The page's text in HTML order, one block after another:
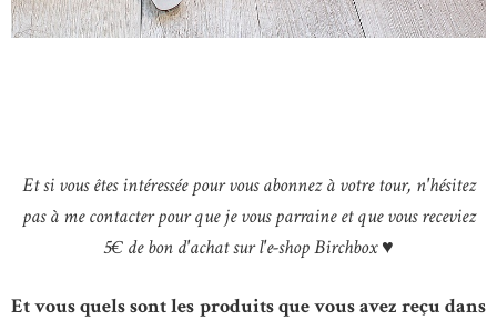
Et si vous êtes intéressée pour vous abonnez à votre tour, n'hésitez
pas à me contacter pour que je vous parraine et que vous receviez
5€ de bon d'achat sur l'e-shop Birchbox ♥
Et vous quels sont les produits que vous avez reçu dans